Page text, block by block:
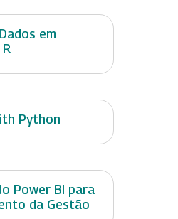
em
Python
Power BI para
da Gestão